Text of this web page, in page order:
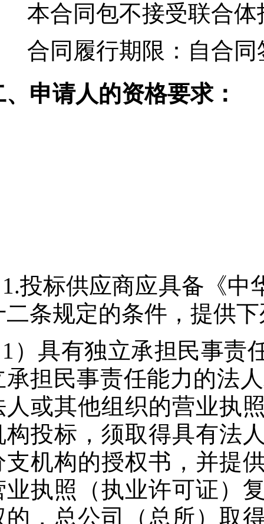
本合同包不接受联合体
合同履行期限： 自合
、申请人的资格要求：
1.投标供应商应具备《中
二条规定的条件，提供
1）具有独立承担民事责
承担民事责任能力的法
人或其他组织的营业执
构投标，须取得具有法
支机构的授权书，并提
业执照（执业许可证）
的，总公司（总所）取